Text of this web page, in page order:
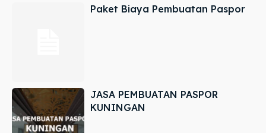
Paket Biaya Pembuatan Paspor
JASA PEMBUATAN PASPOR
KUNINGAN